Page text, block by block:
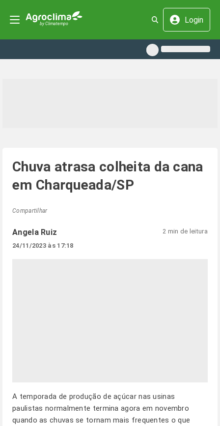
Login
Chuva atrasa colheita da cana
em Charqueada/SP
Compartilhar
Angela Ruiz
24/11/2023 às 17:18
2 min de leitura
A temporada de produção de açúcar nas usinas
paulistas normalmente termina agora em novembro
quando as chuvas se tornam mais frequentes o que